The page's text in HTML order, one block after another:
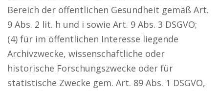
Bereich der öffentlichen Gesundheit gemäß Art.
9 Abs. 2 lit. h und i sowie Art. 9 Abs. 3 DSGVO;
(4) für im öffentlichen Interesse liegende
Archivzwecke, wissenschaftliche oder
historische Forschungszwecke oder für
statistische Zwecke gem. Art. 89 Abs. 1 DSGVO,